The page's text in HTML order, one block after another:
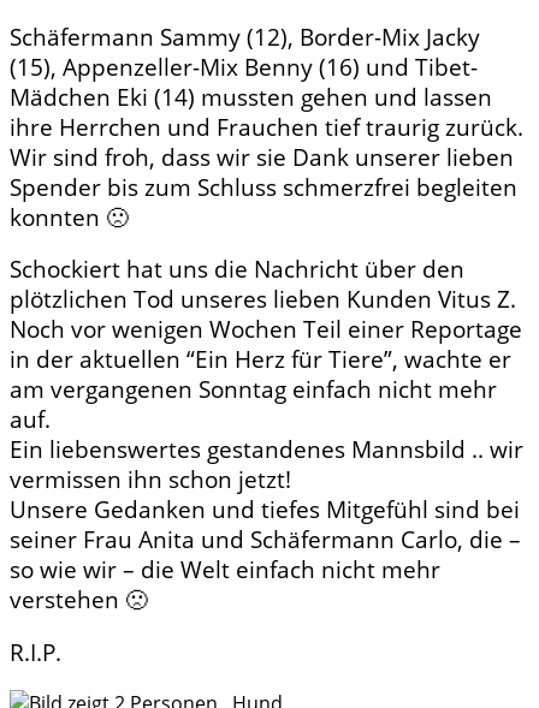
Schäfermann Sammy (12), Border-Mix Jacky
(15), Appenzeller-Mix Benny (16) und Tibet-
Mädchen Eki (14) mussten gehen und lassen
ihre Herrchen und Frauchen tief traurig zurück.
Wir sind froh, dass wir sie Dank unserer lieben
Spender bis zum Schluss schmerzfrei begleiten
konnten 🙁
Schockiert hat uns die Nachricht über den
plötzlichen Tod unseres lieben Kunden Vitus Z.
Noch vor wenigen Wochen Teil einer Reportage
in der aktuellen “Ein Herz für Tiere”, wachte er
am vergangenen Sonntag einfach nicht mehr
auf.
Ein liebenswertes gestandenes Mannsbild .. wir
vermissen ihn schon jetzt!
Unsere Gedanken und tiefes Mitgefühl sind bei
seiner Frau Anita und Schäfermann Carlo, die –
so wie wir – die Welt einfach nicht mehr
verstehen 🙁
R.I.P.